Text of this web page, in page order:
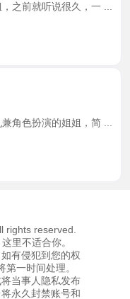
之前就听说很久，一 ...
角色扮演的姐姐，简 ...
rights reserved.
里不适合你。
有侵犯到您的权
一时间处理。
当事人隐私发布
永久封禁账号和